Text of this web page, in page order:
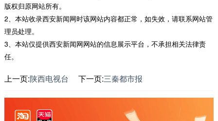
版权归原网站所有。
2、本站收录西安新闻网时该网站内容都正常，如失效，请联系网站管
理员处理。
3、本站仅提供西安新闻网网站的信息展示平台，不承担相关法律责
任。
上一页:陕西电视台 下一页:三秦都市报